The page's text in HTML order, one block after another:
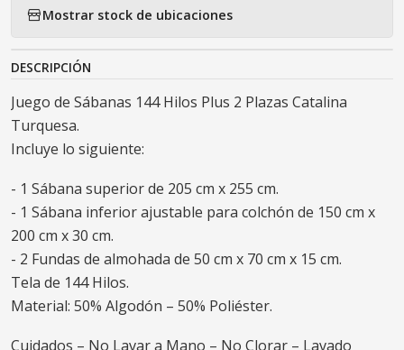
Mostrar stock de ubicaciones
DESCRIPCIÓN
Juego de Sábanas 144 Hilos Plus 2 Plazas Catalina
Turquesa.
Incluye lo siguiente:
- 1 Sábana superior de 205 cm x 255 cm.
- 1 Sábana inferior ajustable para colchón de 150 cm x
200 cm x 30 cm.
- 2 Fundas de almohada de 50 cm x 70 cm x 15 cm.
Tela de 144 Hilos.
Material: 50% Algodón – 50% Poliéster.
Cuidados – No Lavar a Mano – No Clorar – Lavado